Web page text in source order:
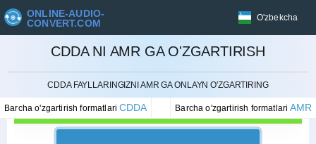
ONLINE-AUDIO-
CONVERT.COM
O'zbekcha
CDDA NI AMR GA O'ZGARTIRISH
CDDA FAYLLARINGIZNI AMR GA ONLAYN O'ZGARTIRING
Barcha o'zgartirish formatlariCDDA Barcha o'zgartirish formatlariAMR
BEKOR QILISH